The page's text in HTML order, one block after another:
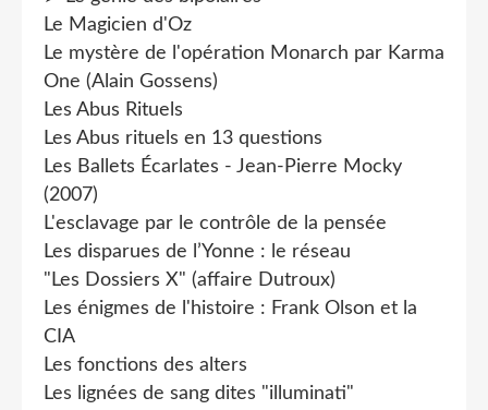
Le Magicien d'Oz
Le mystère de l'opération Monarch par Karma
One (Alain Gossens)
Les Abus Rituels
Les Abus rituels en 13 questions
Les Ballets Écarlates - Jean-Pierre Mocky
(2007)
L'esclavage par le contrôle de la pensée
Les disparues de l’Yonne : le réseau
"Les Dossiers X" (affaire Dutroux)
Les énigmes de l'histoire : Frank Olson et la
CIA
Les fonctions des alters
Les lignées de sang dites "illuminati"